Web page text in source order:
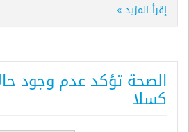
إقرأ المزيد »
الصحة تؤكد عدم وجود
كسلا